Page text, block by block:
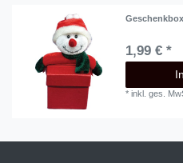
1,99 € *
*inkl. ges.